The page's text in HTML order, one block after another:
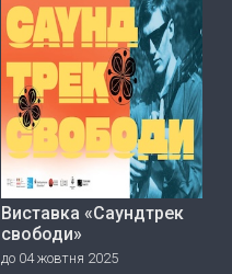
Виставка «Саундтрек
свободи»
до 04 жовтня 2025